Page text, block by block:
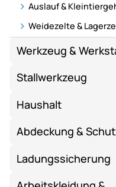
Auslauf &
Weidezelte &
Werkzeug &
Stallwerkzeug
Haushalt
Abdeckung &
Ladungssicherung